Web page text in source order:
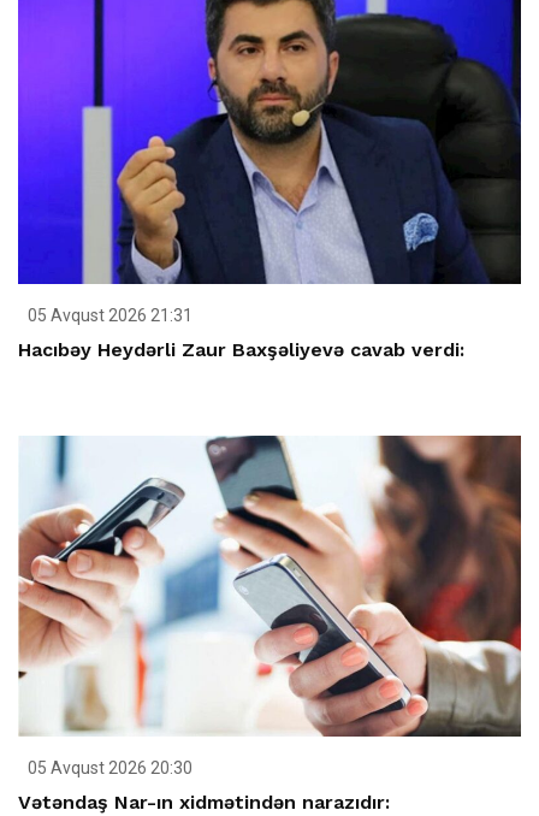
05 Avqust 2026 21:31
Hacıbəy Heydərli Zaur Baxşəliyevə cavab verdi:
05 Avqust 2026 20:30
Vətəndaş Nar-ın xidmətindən narazıdır: